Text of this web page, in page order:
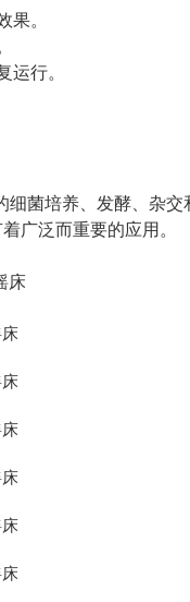
。
行。
菌培养、发酵、杂
广泛而重要的应用。